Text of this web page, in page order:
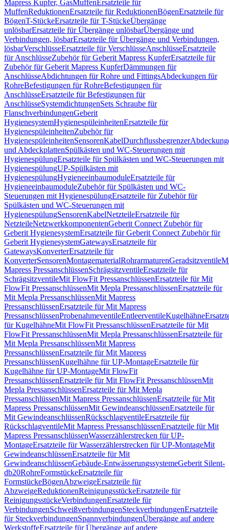
Mapress Kupfer, GasMuffenErsatzteile für
MuffenReduktionenErsatzteile für ReduktionenBögenErsatzteile für
BögenT-StückeErsatzteile für T-StückeÜbergänge
unlösbarErsatzteile für Übergänge unlösbarÜbergänge und
Verbindungen, lösbarErsatzteile für Übergänge und Verbindungen,
lösbarVerschlüsseErsatzteile für VerschlüsseAnschlüsseErsatzteile
für AnschlüsseZubehör für Geberit Mapress KupferErsatzteile für
Zubehör für Geberit Mapress KupferDämmungen für
AnschlüsseAbdichtungen für Rohre und FittingsAbdeckungen für
RohreBefestigungen für RohreBefestigungen für
AnschlüsseErsatzteile für Befestigungen für
AnschlüsseSystemdichtungenSets Schraube für
FlanschverbindungenGeberit
HygienesystemHygienespüleinheitenErsatzteile für
HygienespüleinheitenZubehör für
HygienespüleinheitenSensorenKabelDurchflussbegrenzer
und AbdeckplattenSpülkästen und WC-Steuerungen mit
HygienespülungErsatzteile für Spülkästen und WC-Steuerungen mit
HygienespülungUP-Spülkästen mit
HygienespülungHygieneeinbaumoduleErsatzteile für
HygieneeinbaumoduleZubehör für Spülkästen und WC-
Steuerungen mit HygienespülungErsatzteile für Zubehör für
Spülkästen und WC-Steuerungen mit
HygienespülungSensorenKabelNetzteileErsatzteile für
NetzteileNetzwerkkomponentenGeberit Connect Zubehör für
Geberit HygienesystemErsatzteile für Geberit Connect Zubehör für
Geberit HygienesystemGatewaysErsatzteile für
GatewaysKonverterErsatzteile für
KonverterSensorenMontagematerialRohrarmaturenGeradsitzventile
Mapress PressanschlüssenSchrägsitzventileErsatzteile für
SchrägsitzventileMit FlowFit PressanschlüssenErsatzteile für Mit
FlowFit PressanschlüssenMit Mepla PressanschlüssenErsatzteile für
Mit Mepla PressanschlüssenMit Mapress
PressanschlüssenErsatzteile für Mit Mapress
PressanschlüssenProbenahmeventileEntleerventileKugelhähne
für KugelhähneMit FlowFit PressanschlüssenErsatzteile für Mit
FlowFit PressanschlüssenMit Mepla PressanschlüssenErsatzteile für
Mit Mepla PressanschlüssenMit Mapress
PressanschlüssenErsatzteile für Mit Mapress
PressanschlüssenKugelhähne für UP-MontageErsatzteile für
Kugelhähne für UP-MontageMit FlowFit
PressanschlüssenErsatzteile für Mit FlowFit PressanschlüssenMit
Mepla PressanschlüssenErsatzteile für Mit Mepla
PressanschlüssenMit Mapress PressanschlüssenErsatzteile für Mit
Mapress PressanschlüssenMit GewindeanschlüssenErsatzteile für
Mit GewindeanschlüssenRückschlagventileErsatzteile für
RückschlagventileMit Mapress PressanschlüssenErsatzteile für Mit
Mapress PressanschlüssenWasserzählerstrecken für UP-
MontageErsatzteile für Wasserzählerstrecken für UP-MontageMit
GewindeanschlüssenErsatzteile für Mit
GewindeanschlüssenGebäude-EntwässerungssystemeGeberit Silent-
db20RohreFormstückeErsatzteile für
FormstückeBögenAbzweigeErsatzteile für
AbzweigeReduktionenReinigungsstückeErsatzteile für
ReinigungsstückeVerbindungenErsatzteile für
VerbindungenSchweißverbindungenSteckverbindungenErsatzteile
für SteckverbindungenSpannverbindungenÜbergänge auf andere
WerkstoffeErsatzteile für Übergänge auf andere